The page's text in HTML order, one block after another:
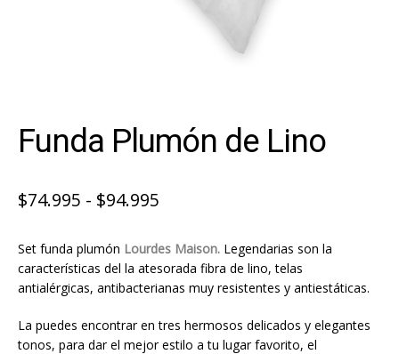
Funda Plumón de Lino
$74.995 - $94.995Rango
precios:
desde
hasta
Set funda plumón Lourdes Maison. Legendarias son la
características del la atesorada fibra de lino, telas
antialérgicas, antibacterianas muy resistentes y antiestáticas.
La puedes encontrar en tres hermosos delicados y elegantes
tonos, para dar el mejor estilo a tu lugar favorito, el